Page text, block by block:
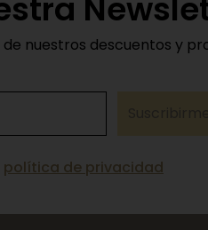
nuestros descuentos y
política de privacidad